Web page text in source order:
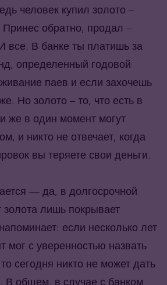
человек купил золото –
Принес обратно, продал –
все. В банке ты платишь за
определенный годовой
паев и если захочешь
Но золото – то, что есть в
же в один момент могут
и никто не отвечает, когда
вы теряете свои деньги.
— да, в долгосрочной
золота лишь покрывает
если несколько лет
мог с уверенностью назвать
сегодня никто не может дать
В общем, в случае с банком